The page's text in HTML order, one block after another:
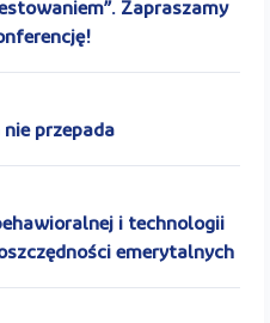
Zapraszamy
nie przepada
i technologii
emerytalnych